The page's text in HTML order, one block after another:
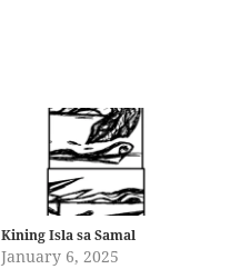
Kining Isla sa Samal
January 6, 2025